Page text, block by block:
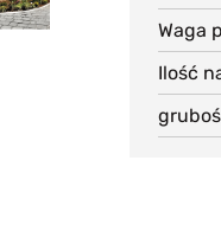
Waga
Ilość